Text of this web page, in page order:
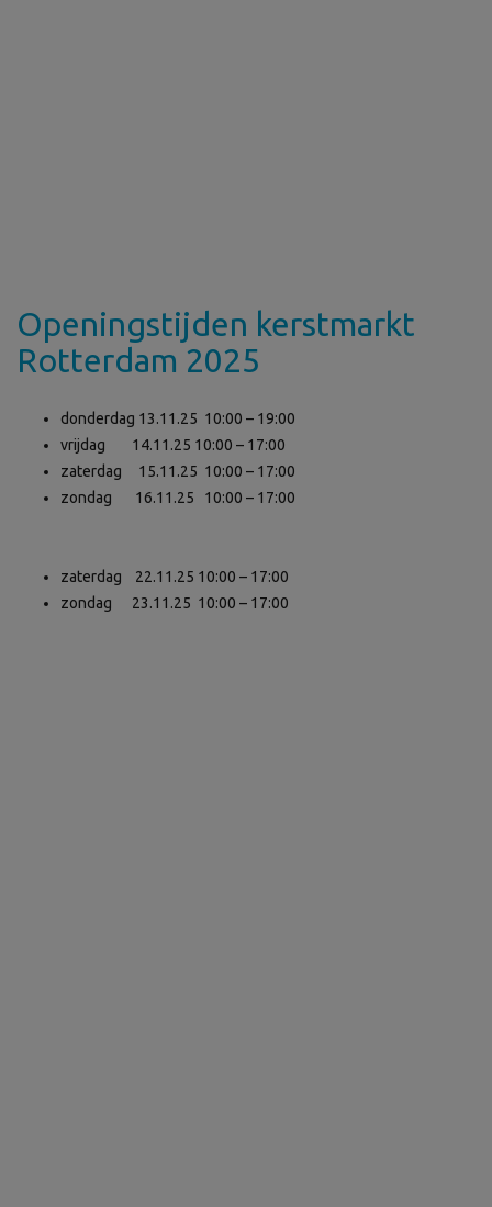
Openingstijden kerstmarkt
Rotterdam 2025
donderdag 13.11.25 10:00 – 19:00
vrijdag 14.11.25 10:00 – 17:00
zaterdag 15.11.25 10:00 – 17:00
zondag 16.11.25 10:00 – 17:00
zaterdag 22.11.25 10:00 – 17:00
zondag 23.11.25 10:00 – 17:00